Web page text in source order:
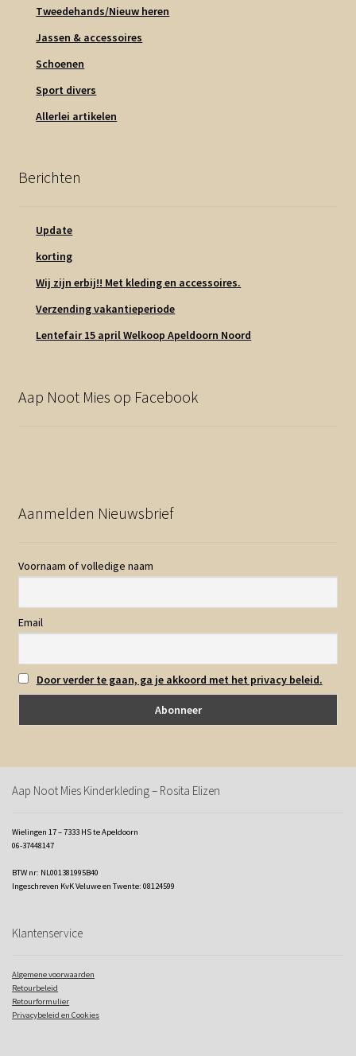
Tweedehands/Nieuw heren
Jassen & accessoires
Schoenen
Sport divers
Allerlei artikelen
Berichten
Update
korting
Wij zijn erbij!! Met kleding en accessoires.
Verzending vakantieperiode
Lentefair 15 april Welkoop Apeldoorn Noord
Aap Noot Mies op Facebook
Aanmelden Nieuwsbrief
Voornaam of volledige naam
Email
Door verder te gaan, ga je akkoord met het privacy beleid.
Aap Noot Mies Kinderkleding – Rosita Elizen
Wielingen 17 – 7333 HS te Apeldoorn
06-37448147
BTW nr: NL001381995B40
Ingeschreven KvK Veluwe en Twente: 08124599
Klantenservice
Algemene voorwaarden
Retourbeleid
Retourformulier
Privacybeleid en Cookies